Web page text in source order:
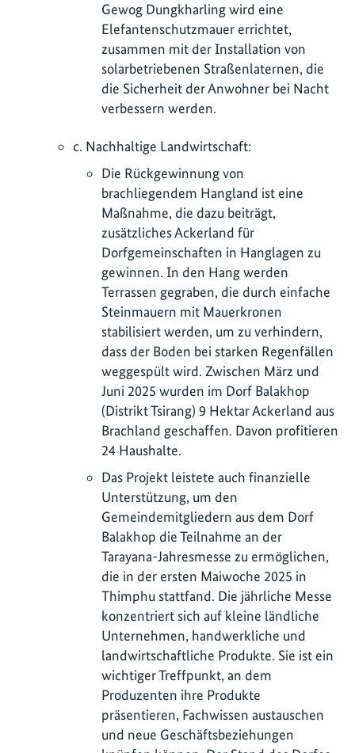
Gewog Dungkharling wird eine
Elefantenschutzmauer errichtet,
zusammen mit der Installation von
solarbetriebenen Straßenlaternen, die
die Sicherheit der Anwohner bei Nacht
verbessern werden.
c. Nachhaltige Landwirtschaft:
Die Rückgewinnung von
brachliegendem Hangland ist eine
Maßnahme, die dazu beiträgt,
zusätzliches Ackerland für
Dorfgemeinschaften in Hanglagen zu
gewinnen. In den Hang werden
Terrassen gegraben, die durch einfache
Steinmauern mit Mauerkronen
stabilisiert werden, um zu verhindern,
dass der Boden bei starken Regenfällen
weggespült wird. Zwischen März und
Juni 2025 wurden im Dorf Balakhop
(Distrikt Tsirang) 9 Hektar Ackerland aus
Brachland geschaffen. Davon profitieren
24 Haushalte.
Das Projekt leistete auch finanzielle
Unterstützung, um den
Gemeindemitgliedern aus dem Dorf
Balakhop die Teilnahme an der
Tarayana-Jahresmesse zu ermöglichen,
die in der ersten Maiwoche 2025 in
Thimphu stattfand. Die jährliche Messe
konzentriert sich auf kleine ländliche
Unternehmen, handwerkliche und
landwirtschaftliche Produkte. Sie ist ein
wichtiger Treffpunkt, an dem
Produzenten ihre Produkte
präsentieren, Fachwissen austauschen
und neue Geschäftsbeziehungen